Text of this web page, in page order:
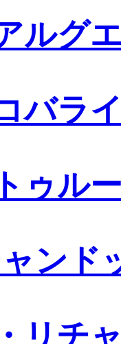
ルグ
バラ
ゥル
ンド
リチ